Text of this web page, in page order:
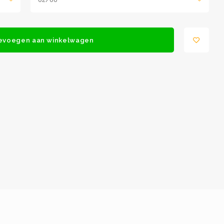
aan winkelwagen